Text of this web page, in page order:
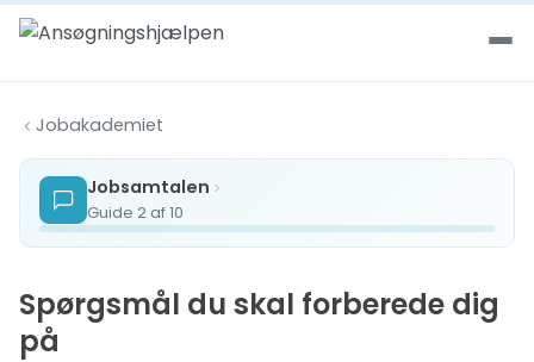
Spring til indhold
Jobakademiet
Jobsamtalen
Guide 2 af 10
Spørgsmål du skal forberede dig
på